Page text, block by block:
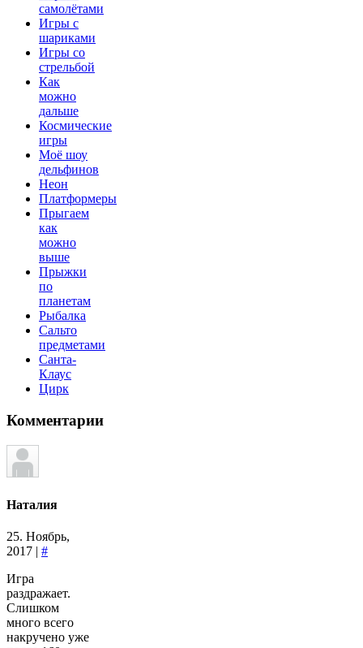
самолётами
Игры с
шариками
Игры со
стрельбой
Как
можно
дальше
Космические
игры
Моё шоу
дельфинов
Неон
Платформеры
Прыгаем
как
можно
выше
Прыжки
по
планетам
Рыбалка
Сальто
предметами
Санта-
Клаус
Цирк
Комментарии
Наталия
25. Ноябрь,
2017 | #
Игра
раздражает.
Слишком
много всего
накручено уже